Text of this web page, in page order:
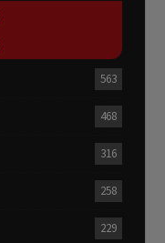
563
468
316
258
229